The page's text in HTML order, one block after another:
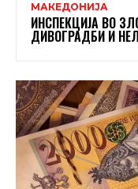
МАКЕДОНИЈА
ИНСПЕКЦИЈА ВО
ДИВОГРАДБИ И